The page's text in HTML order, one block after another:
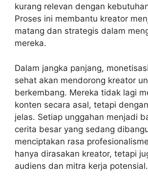
kurang relevan dengan
Proses ini membantu kreator
matang dan strategis dalam
mereka.
Dalam jangka panjang,
sehat akan mendorong kreator
berkembang. Mereka tidak lagi
konten secara asal, tetapi
jelas. Setiap unggahan menjadi
cerita besar yang sedang
menciptakan rasa
hanya dirasakan kreator, tetapi
audiens dan mitra kerja potensial.